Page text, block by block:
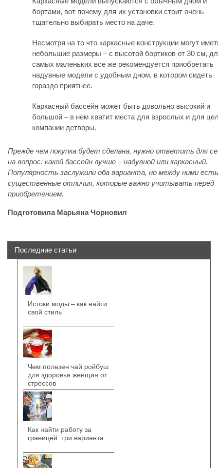
бортами, вот почему для их установки стоит очень
тщательно выбирать место на даче.
Несмотря на то что каркасные конструкции могут
небольшие размеры – с высотой бортиков от 30 см,
самых маленьких все же рекомендуется приобретать
надувные модели с удобным дном, в котором сидеть
гораздо приятнее.
Каркасный бассейн может быть довольно высокий и
большой – в нем хватит места для взрослых и для
компании детворы.
Прежде чем покупка будет сделана, нужно ответить для
на вопрос: какой бассейн лучше – надувной или каркасный.
Популярность заслужили оба варианта, но между ними есть
существенные отличия, которые важно учитывать перед
приобретением.
Подготовила Марьяна Чорновил
Последние статьи
Истоки моды – как найти
свой стиль
Чем полезен чай ройбуш
для здоровья женщин от
стрессов
Как найти работу за
границей: три варианта